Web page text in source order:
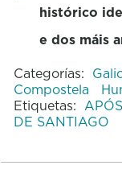
histórico
e dos máis
Categorías:
Compostela
Etiquetas:
DE SANTIAGO